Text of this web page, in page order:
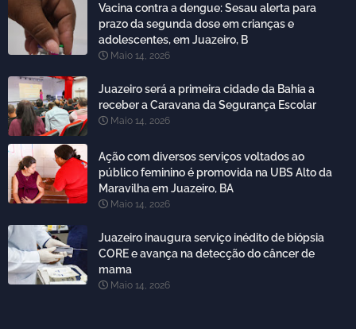
Vacina contra a dengue: Sesau alerta para
prazo da segunda dose em crianças e
adolescentes, em Juazeiro, B
Maio 14, 2026
Juazeiro será a primeira cidade da Bahia a
receber a Caravana da Segurança Escolar
Maio 14, 2026
Ação com diversos serviços voltados ao
público feminino é promovida na UBS Alto da
Maravilha em Juazeiro, BA
Maio 14, 2026
Juazeiro inaugura serviço inédito de biópsia
CORE e avança na detecção do câncer de
mama
Maio 14, 2026